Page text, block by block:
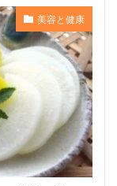
美容と健康